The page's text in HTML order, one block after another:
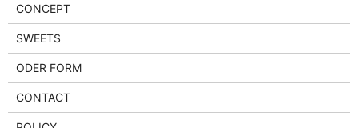
CONCEPT
SWEETS
ODER FORM
CONTACT